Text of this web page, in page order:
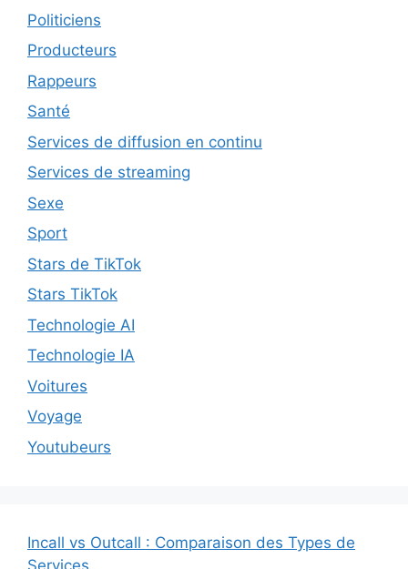
Politiciens
Producteurs
Rappeurs
Santé
Services de diffusion en continu
Services de streaming
Sexe
Sport
Stars de TikTok
Stars TikTok
Technologie AI
Technologie IA
Voitures
Voyage
Youtubeurs
Incall vs Outcall : Comparaison des Types de
Services